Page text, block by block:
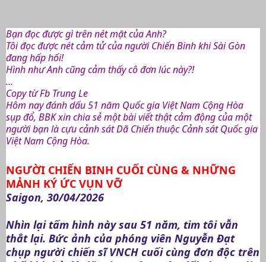
Bạn đọc được gì trên nét mặt của Anh?
Tôi đọc được nét cảm tử của người Chiến Binh khi Sài Gòn
đang hấp hối!
Hình như Anh cũng cảm thấy cô đơn lúc này?!
…
Copy từ Fb Trung Le
Hôm nay đánh dấu 51 năm Quốc gia Việt Nam Cộng Hòa
sụp đổ, BBK xin chia sẻ một bài viết thật cảm động của một
người bạn là cựu cảnh sát Dã Chiến thuộc Cảnh sát Quốc gia
Việt Nam Cộng Hòa.
NGƯỜI CHIẾN BINH CUỐI CÙNG & NHỮNG
MẢNH KÝ ỨC VỤN VỠ
Saigon, 30/04/2026
Nhìn lại tấm hình này sau 51 năm, tim tôi vẫn
thắt lại. Bức ảnh của phóng viên Nguyễn Đạt
chụp người chiến sĩ VNCH cuối cùng đơn độc trên